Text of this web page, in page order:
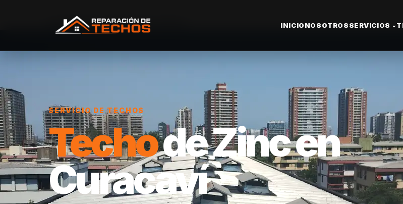
INICIONOSOTROSSERVICIOS ⌄
Inicio/Servicios/Techo de Zinc
SERVICIO DE TECHOS
Techode Zinc en
Curacaví